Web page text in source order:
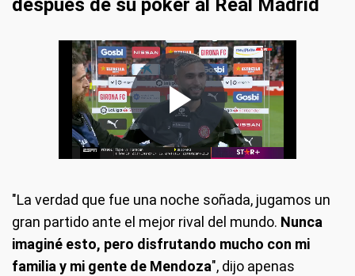
después de su póker al Real Madrid
"La verdad que fue una noche soñada, jugamos un
gran partido ante el mejor rival del mundo. Nunca
imaginé esto, pero disfrutando mucho con mi
familia y mi gente de Mendoza", dijo apenas